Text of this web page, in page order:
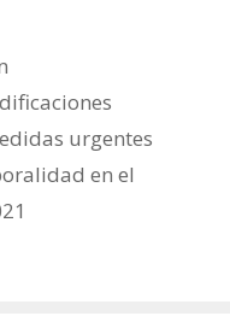
urgentes
en el